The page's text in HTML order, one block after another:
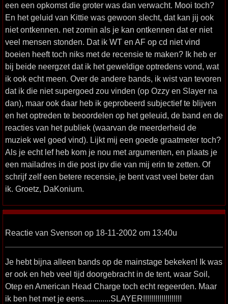
een een opkomst die groter was dan verwacht. Mooi toch?
En het geluid van Kittie was gewoon slecht, dat kan jij ook
niet ontkennen. net zomin als je kan ontkennen dat er niet
veel mensen stonden. Dat ik WT en AF op cd niet vind
boeien heeft toch niks met de recensie te maken? Ik heb er
bij beide neergzet dat ik het geweldige optredens vond, wat
ik ook echt meen. Over de andere bands, ik wist van tevoren
dat ik die niet supergoed zou vinden (op Ozzy en Slayer na
dan), maar ook daar heb ik geprobeerd subjectief te blijven
en het optreden te beoordelen op het geleuid, de band en de
reacties van het publiek (waarvan de meerderheid de
muziek wel goed vind). Lijkt mij een goede graatmeter toch?
Als je echt lef heb kom je nou met argumenten, en plaats je
een mailadres in die post ipv die van mij erin te zetten. Of
schrijf zelf een betere recensie, je bent vast veel beter dan
ik. Groetz, DaKonium.
Reactie van Svenson op 18-11-2002 om 13:40u
Je hebt bijna alleen bands op de mainstage bekeken! Ik was
er ook en heb veel tijd doorgebracht in de tent, waar Soil,
Otep en American Head Charge toch echt regeerden. Maar
ik ben het met je eens.............SLAYER!!!!!!!!!!!!!!!!!!!